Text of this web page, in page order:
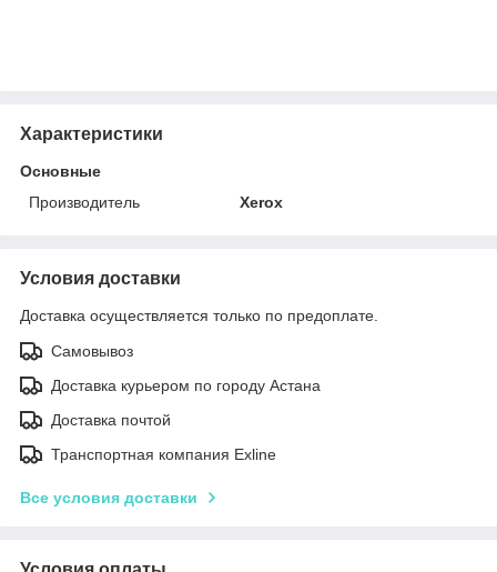
Характеристики
Основные
Производитель
Xerox
Условия доставки
Доставка осуществляется только по предоплате.
Самовывоз
Доставка курьером по городу Астана
Доставка почтой
Транспортная компания Exline
Все условия доставки